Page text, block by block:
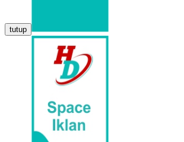
tutup